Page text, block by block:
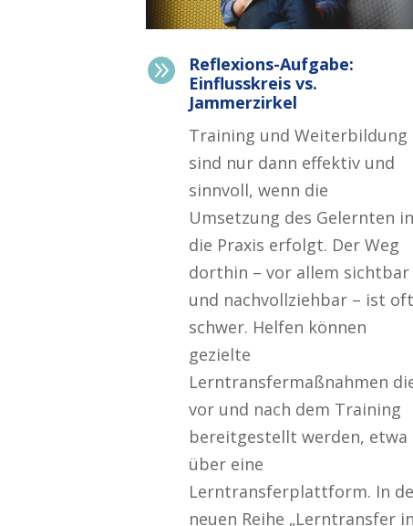

Reflexions-Aufgabe:
Einflusskreis vs.
Jammerzirkel
Training und Weiterbildung
sind nur dann effektiv und
sinnvoll, wenn die
Umsetzung des Gelernten in
die Praxis erfolgt. Der Weg
dorthin – vor allem sichtbar
und nachvollziehbar – ist oft
schwer. Helfen können
gezielte
Lerntransfermaßnahmen
vor und nach dem Training
bereitgestellt werden, etwa
über eine
Lerntransferplattform. In
neuen Reihe „Lerntransfer in